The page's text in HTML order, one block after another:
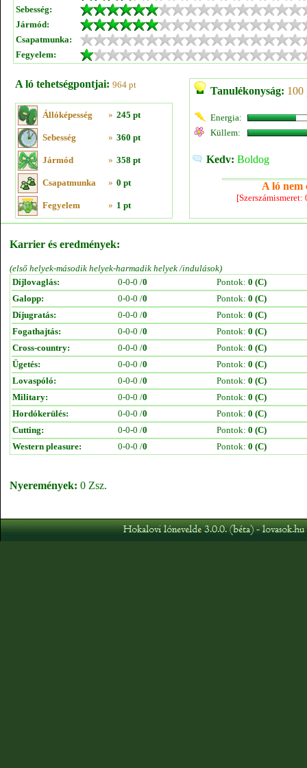
Sebesség:
Jármód:
Csapatmunka:
Fegyelem:
A ló tehetségpontjai: 964 pt
Állóképesség » 245 pt
Sebesség » 360 pt
Jármód » 358 pt
Csapatmunka » 0 pt
Fegyelem » 1 pt
Tanulékonyság: 100
Energia:
Küllem:
Kedv: Boldog
A ló nem
Karrier és eredmények:
(első helyek-második helyek-harmadik helyek /indulások)
Díjlovaglás:
0-0-0 /0 Pontok: 0 (C)
Galopp:
0-0-0 /0 Pontok: 0 (C)
Díjugratás:
0-0-0 /0 Pontok: 0 (C)
Fogathajtás:
0-0-0 /0 Pontok: 0 (C)
Cross-country:
0-0-0 /0 Pontok: 0 (C)
Ügetés:
0-0-0 /0 Pontok: 0 (C)
Lovaspóló:
0-0-0 /0 Pontok: 0 (C)
Military:
0-0-0 /0 Pontok: 0 (C)
Hordókerülés:
0-0-0 /0 Pontok: 0 (C)
Cutting:
0-0-0 /0 Pontok: 0 (C)
Western pleasure:
0-0-0 /0 Pontok: 0 (C)
Nyeremények: 0 Zsz.